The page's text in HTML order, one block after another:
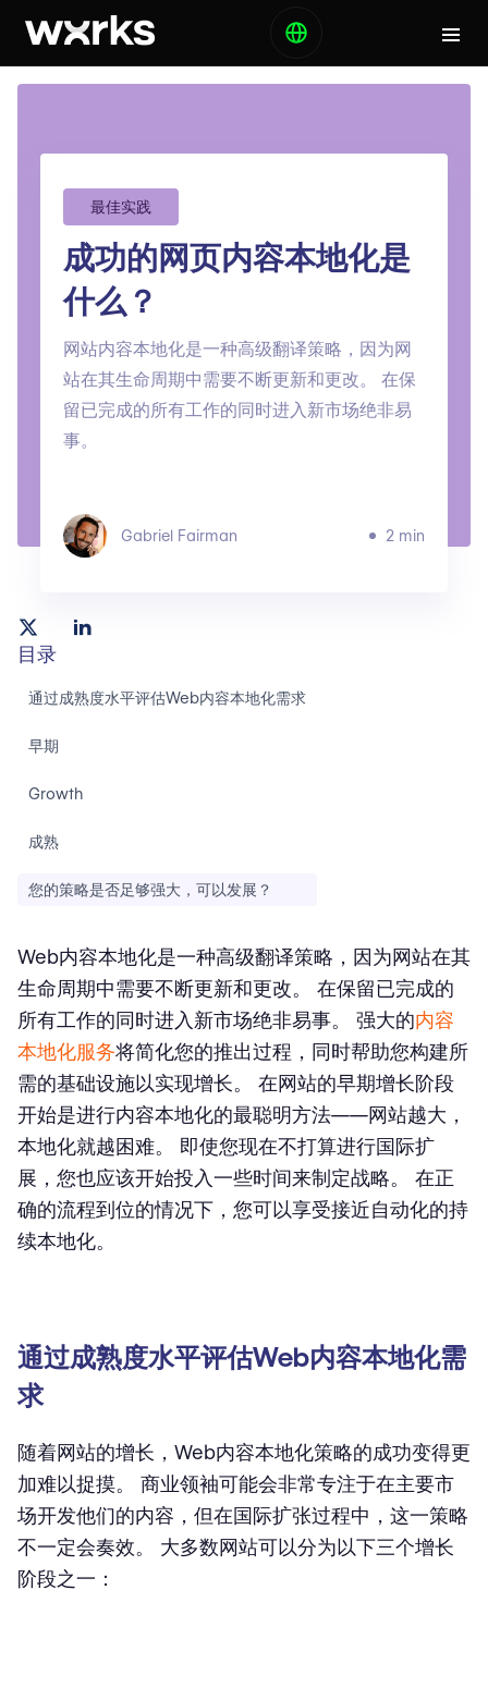
最佳实践
成功的网页内容本地化是
什么？
网站内容本地化是一种高级翻译策略，因为网
站在其生命周期中需要不断更新和更改。 在保
留已完成的所有工作的同时进入新市场绝非易
事。
Gabriel Fairman 2 min
目录
通过成熟度水平评估Web内容本地化需求
早期
Growth
成熟
您的策略是否足够强大，可以发展？
Web内容本地化是一种高级翻译策略，因为网站在其
生命周期中需要不断更新和更改。 在保留已完成的
所有工作的同时进入新市场绝非易事。 强大的内容
本地化服务将简化您的推出过程，同时帮助您构建所
需的基础设施以实现增长。 在网站的早期增长阶段
开始是进行内容本地化的最聪明方法——网站越大，
本地化就越困难。 即使您现在不打算进行国际扩
展，您也应该开始投入一些时间来制定战略。 在正
确的流程到位的情况下，您可以享受接近自动化的持
续本地化。
通过成熟度水平评估Web内容本地化需
求
随着网站的增长，Web内容本地化策略的成功变得更
加难以捉摸。 商业领袖可能会非常专注于在主要市
场开发他们的内容，但在国际扩张过程中，这一策略
不一定会奏效。 大多数网站可以分为以下三个增长
阶段之一：